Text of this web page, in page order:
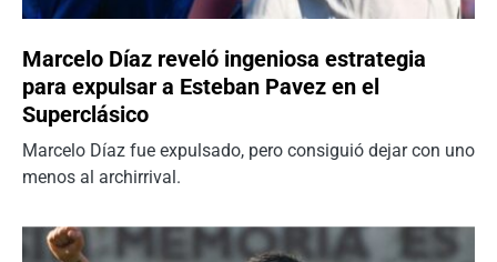
Marcelo Díaz reveló ingeniosa estrategia
para expulsar a Esteban Pavez en el
Superclásico
Marcelo Díaz fue expulsado, pero consiguió dejar con uno
menos al archirrival.